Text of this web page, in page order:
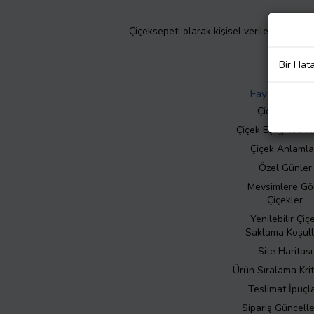
Çiçeksepeti olarak kişisel verilerinizin
Faydalı Bilgiler
Çiçek Bakımı
Çiçek Eşliğinde
Çiçek
Özel Günler
Mevsimlere
Çiçekler
Yenilebilir
Saklama
Site Haritası
Ürün Sıralama
Teslimat
Sipariş
Bir